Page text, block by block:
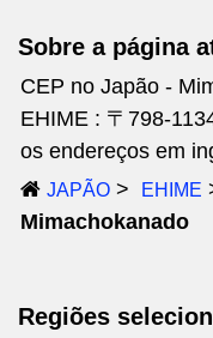
Sobre a página
CEP no Japão -
EHIME : 〒798-
os endereços em
JAPÃO EHIME
Mimachokanado
Regiões